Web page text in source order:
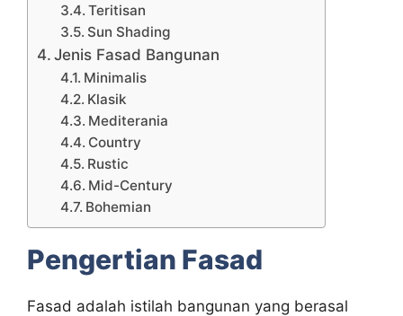
Teritisan
Sun Shading
Jenis Fasad Bangunan
Minimalis
Klasik
Mediterania
Country
Rustic
Mid-Century
Bohemian
Pengertian Fasad
Fasad adalah istilah bangunan yang berasal